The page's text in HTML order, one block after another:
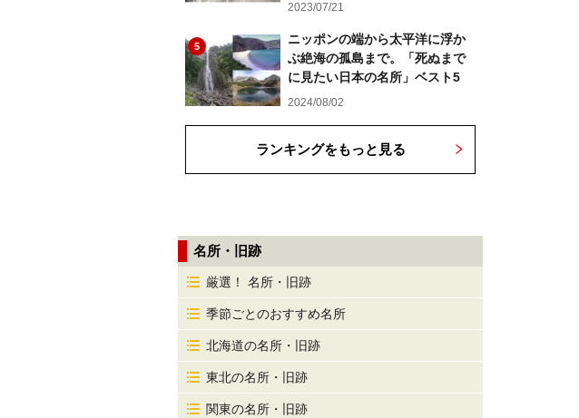
2023/07/21
5
ニッポンの端から太平洋に浮か
ぶ絶海の孤島まで。「死ぬまで
に見たい日本の名所」ベスト5
2024/08/02
ランキングをもっと見る
名所・旧跡
厳選！ 名所・旧跡
季節ごとのおすすめ名所
北海道の名所・旧跡
東北の名所・旧跡
関東の名所・旧跡